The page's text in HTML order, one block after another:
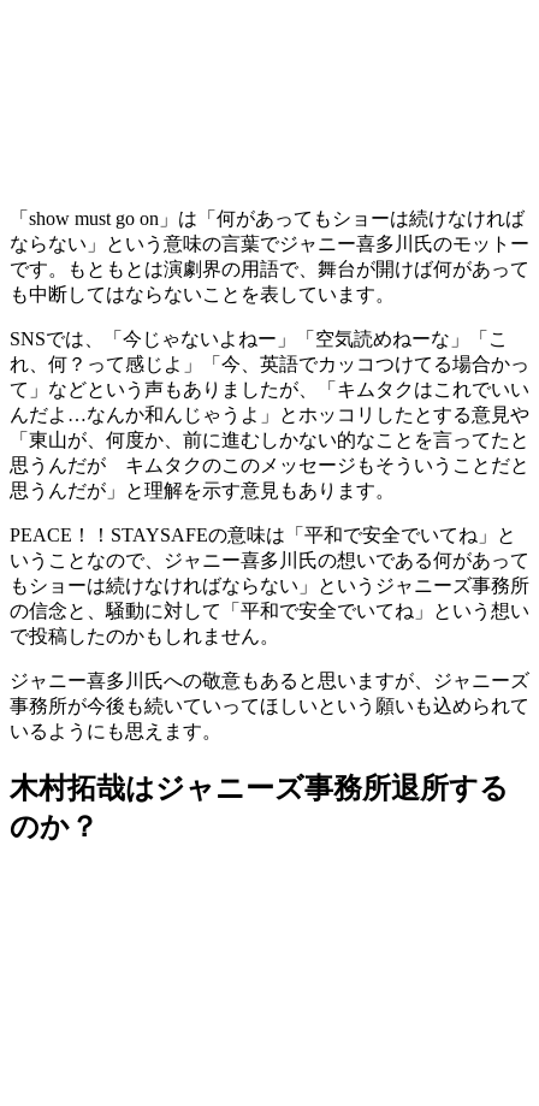
「show must go on」は「何があってもショーは続けなければ
ならない」という意味の言葉でジャニー喜多川氏のモットー
です。もともとは演劇界の用語で、舞台が開けば何があって
も中断してはならないことを表しています。
SNSでは、「今じゃないよねー」「空気読めねーな」「こ
れ、何？って感じよ」「今、英語でカッコつけてる場合かっ
て」などという声もありましたが、「キムタクはこれでいい
んだよ…なんか和んじゃうよ」とホッコリしたとする意見や
「東山が、何度か、前に進むしかない的なことを言ってたと
思うんだが キムタクのこのメッセージもそういうことだと
思うんだが」と理解を示す意見もあります。
PEACE！！STAYSAFEの意味は「平和で安全でいてね」と
いうことなので、ジャニー喜多川氏の想いである何があって
もショーは続けなければならない」というジャニーズ事務所
の信念と、騒動に対して「平和で安全でいてね」という想い
で投稿したのかもしれません。
ジャニー喜多川氏への敬意もあると思いますが、ジャニーズ
事務所が今後も続いていってほしいという願いも込められて
いるようにも思えます。
木村拓哉はジャニーズ事務所退所する
のか？